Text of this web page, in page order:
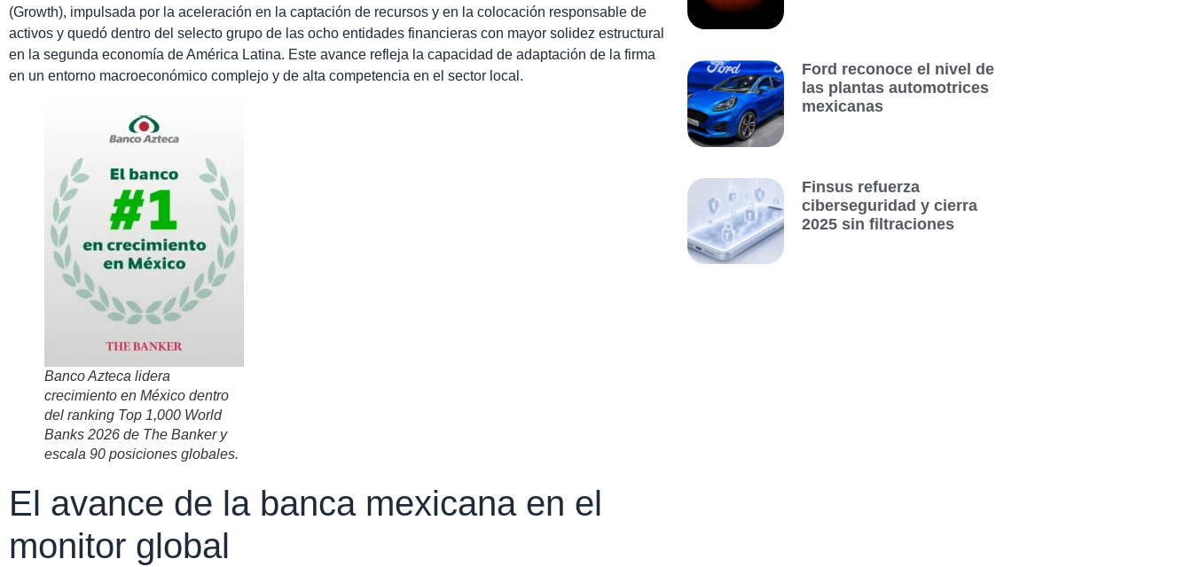
(Growth), impulsada por la aceleración en la captación de recursos y en la colocación responsable de
activos y quedó dentro del selecto grupo de las ocho entidades financieras con mayor solidez estructural
en la segunda economía de América Latina. Este avance refleja la capacidad de adaptación de la firma
en un entorno macroeconómico complejo y de alta competencia en el sector local.
Banco Azteca lidera
crecimiento en México dentro
del ranking Top 1,000 World
Banks 2026 de The Banker y
escala 90 posiciones globales.
El avance de la banca mexicana en el
monitor global
Ford reconoce el nivel de
las plantas automotrices
mexicanas
Finsus refuerza
ciberseguridad y cierra
2025 sin filtraciones